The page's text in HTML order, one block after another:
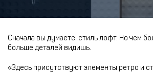
Сначала вы думаете: стиль лофт. Но чем
больше деталей видишь.
«Здесь присутствуют элементы ретро и